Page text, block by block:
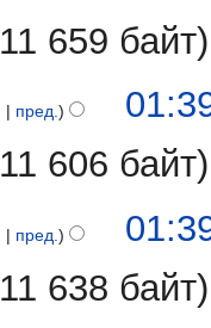
11 659 байт
пред.
11 606 байт
пред.
11 638 байт